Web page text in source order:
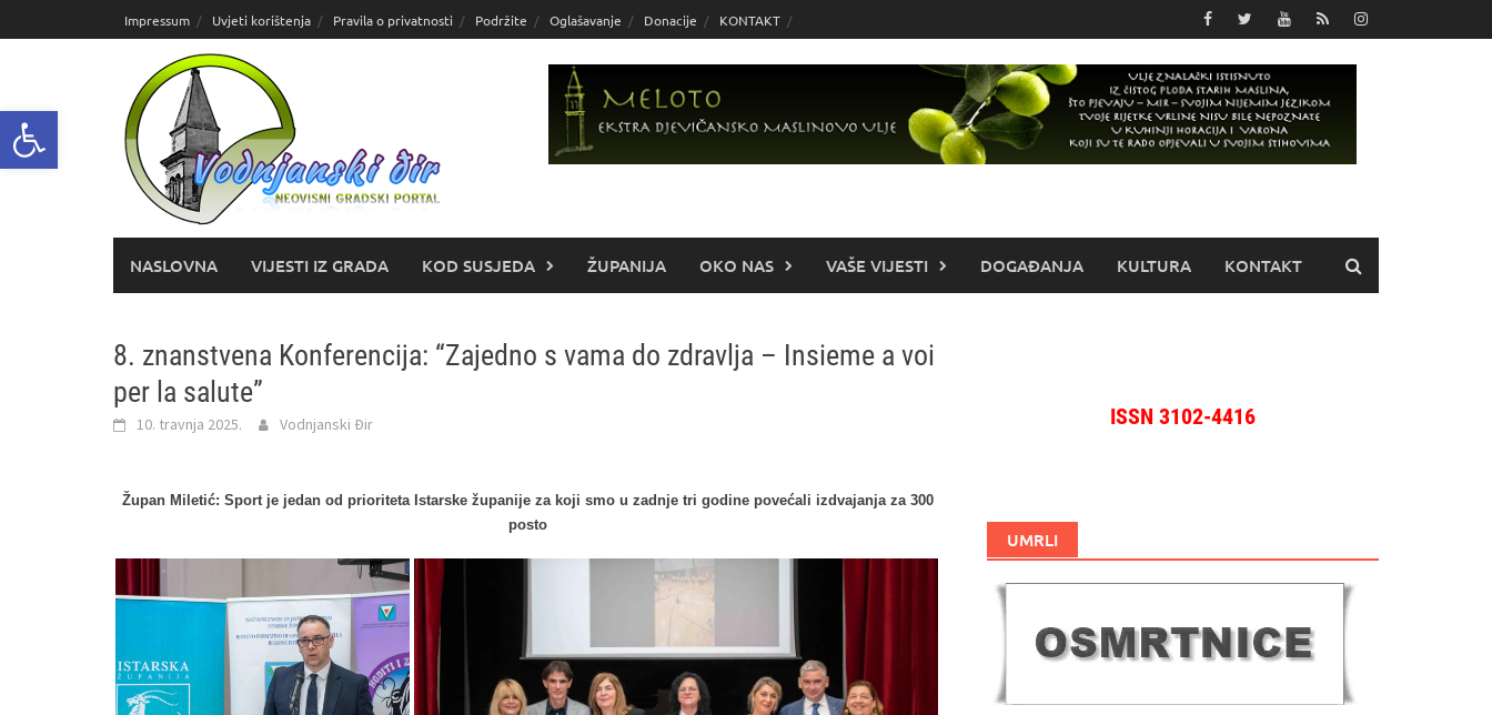
Open toolbar
do
Impressum Uvjeti korištenja Pravila o privatnosti Podržite Oglašavanje Donacije KONTAKT
NASLOVNA VIJESTI IZ GRADA KOD SUSJEDA ŽUPANIJA OKO NAS VAŠE VIJESTI DOGAĐANJA KULTURA KONTAKT
8. znanstvena Konferencija: “Zajedno s vama do zdravlja – Insieme a voi
per la salute”
10. travnja 2025. Vodnjanski Đir
Župan Miletić: Sport je jedan od prioriteta Istarske županije za koji smo u zadnje tri godine povećali izdvajanja za 300
posto
ISSN 3102-4416
UMRLI